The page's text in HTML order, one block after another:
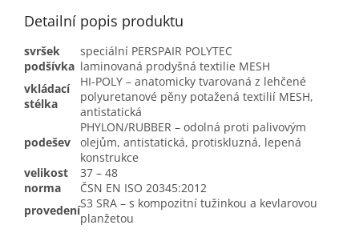
Detailní popis produktu
svršek
speciální PERSPAIR POLYTEC
podšívka laminovaná prodyšná textilie MESH
vkládací
stélka
HI-POLY – anatomicky tvarovaná z lehčené
polyuretanové pěny potažená textilií MESH,
antistatická
podešev
PHYLON/RUBBER – odolná proti palivovým
olejům, antistatická, protiskluzná, lepená
konstrukce
velikost
37 – 48
norma
ČSN EN ISO 20345:2012
provedeníS3 SRA – s kompozitní tužinkou a kevlarovou
planžetou